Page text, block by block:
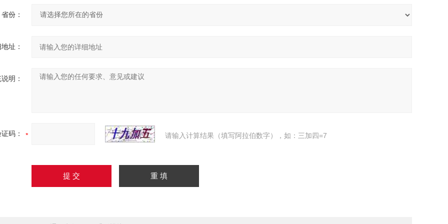
省份：
址：
明：
码： 请输入计算结果（填写阿拉伯数字），如：三加四=7